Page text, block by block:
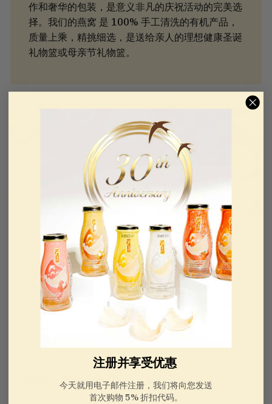
作和奢华的包装，是意义非凡的庆祝活动的完美选
择。我们的燕窝 是 100% 手工清洗的有机产品，
质量上乘，精挑细选，是送给亲人的理想健康圣诞
礼物篮或母亲节礼物篮。
适合各种场合的优质礼品篮
金燕窝AAA 级燕窝礼品篮是春节礼品篮、母亲
节、生日或节日聚会等值得纪念的场合的最佳选
择。这款高档礼篮也是企业礼品和慈善拍卖的贴心
之选，为所有人带来健康和幸福的礼物。
以燕窝为特色的食谱：
注册并享受优惠
今天就用电子邮件注册，我们将向您发送
首次购物 5% 折扣代码。